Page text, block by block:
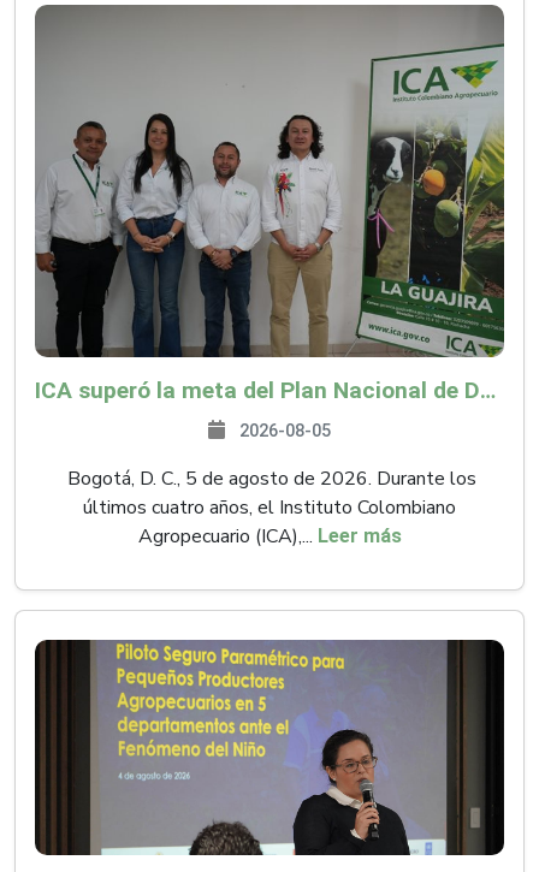
ICA superó la meta del Plan Nacional de Desarrollo y abrió 61 mercados internacionales
2026-08-05
Bogotá, D. C., 5 de agosto de 2026. Durante los
últimos cuatro años, el Instituto Colombiano
Agropecuario (ICA),... Leer más